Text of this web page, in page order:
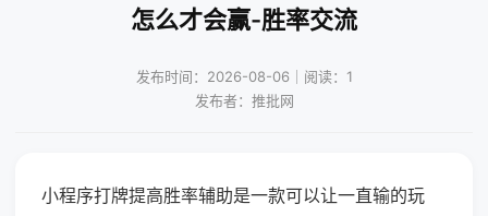
怎么才会赢-胜率交流
发布时间：2026-08-06｜阅读：1
发布者：推批网
小程序打牌提高胜率辅助是一款可以让一直输的玩